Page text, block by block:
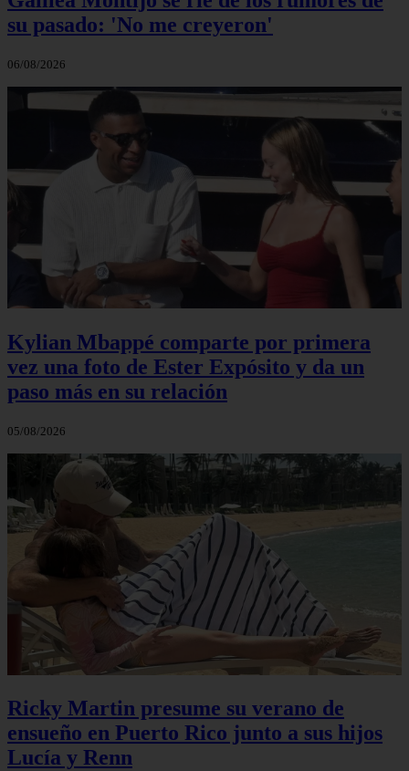
su pasado: 'No me creyeron'
06/08/2026
Kylian Mbappé comparte por primera
vez una foto de Ester Expósito y da un
paso más en su relación
05/08/2026
Ricky Martin presume su verano de
ensueño en Puerto Rico junto a sus hijos
Lucía y Renn